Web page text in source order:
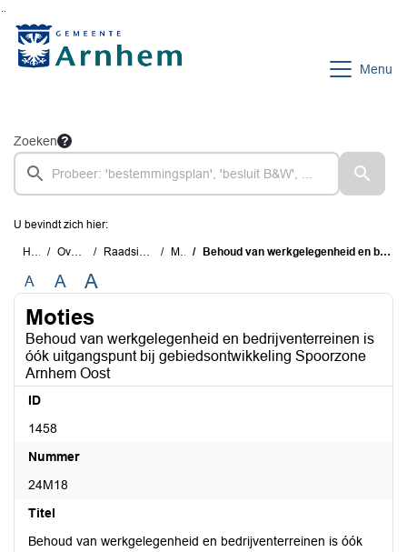
Menu
Zoeken
U bevindt zich hier:
Home Overzichten Raadsinstrumenten Moties Behoud van werkgelegenheid en bedrijventerreinen is óók uitgangspunt bij gebiedsontwikkeling Spoorzone Arnhem Oost
A A A
Moties
Behoud van werkgelegenheid en bedrijventerreinen is
óók uitgangspunt bij gebiedsontwikkeling Spoorzone
Arnhem Oost
ID
1458
Nummer
24M18
Titel
Behoud van werkgelegenheid en bedrijventerreinen is óók